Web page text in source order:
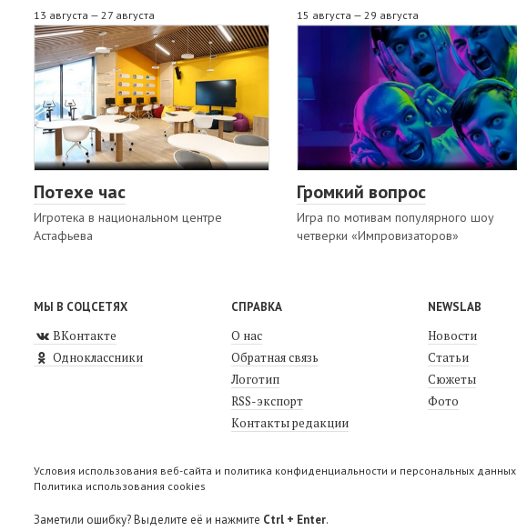
13 августа — 27 августа
Потехе час
Игротека в национальном центре
Астафьева
15 августа — 29 августа
Громкий вопрос
Игра по мотивам популярного шоу
четверки «Импровизаторов»
МЫ В СОЦСЕТЯХ
ВКонтакте
Одноклассники
СПРАВКА
О нас
Обратная связь
Логотип
RSS-экспорт
Контакты редакции
NEWSLAB
Новости
Статьи
Сюжеты
Фото
Условия использования веб-сайта и политика конфиденциальности и персональных данных
Политика использования cookies
Заметили ошибку? Выделите её и нажмите Ctrl + Enter.